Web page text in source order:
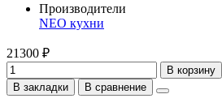
Производители
NEO кухни
21300 ₽
В корзину
В закладки
В сравнение